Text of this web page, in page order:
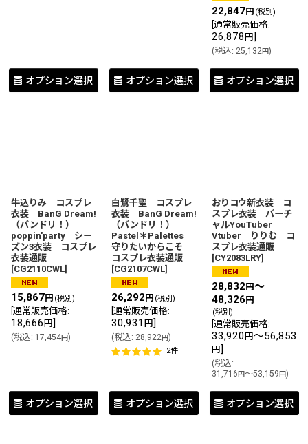
オプション選択 オプション選択
22,847円 (税別)
[通常販売価格:
26,878円]
(税込: 25,132円)
オプション選択
牛込りみ コスプレ
衣装 BanG Dream!
（バンドリ！）
poppin'party シー
ズン3衣装 コスプレ
衣装通販
[CG2110CWL]
15,867円 (税別)
通常販売価格:
18,666 円]
(税込: 17,454円)
オプション選択
白鷺千聖 コスプレ
衣装 BanG Dream!
（バンドリ！）
Pastel＊Palettes
守りたいからこそ
コスプレ衣装通販
[CG2107CWL]
26,292 円 (税別)
通常販売価格:
30,931 円]
(税込: 28,922円)
2件
オプション選択
おりコウ新衣装 コ
スプレ衣装 バーチ
ャルYouTuber
Vtuber りりむ コ
スプレ衣装通販
[CY2083LRY]
28,832 円～
48,326 円
(税別)
通常販売価格:
33,920 円～56,853
円]
(税込:
31,716円～53,159円)
オプション選択